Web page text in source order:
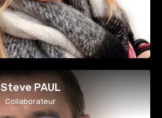
Steve PAUL
Collaborateur